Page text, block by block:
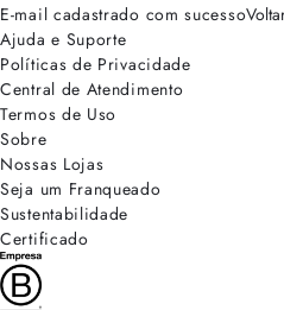
E-mail cadastrado com sucesso
Ajuda e Suporte
Políticas de Privacidade
Central de Atendimento
Termos de Uso
Sobre
Nossas Lojas
Seja um Franqueado
Sustentabilidade
Certificado